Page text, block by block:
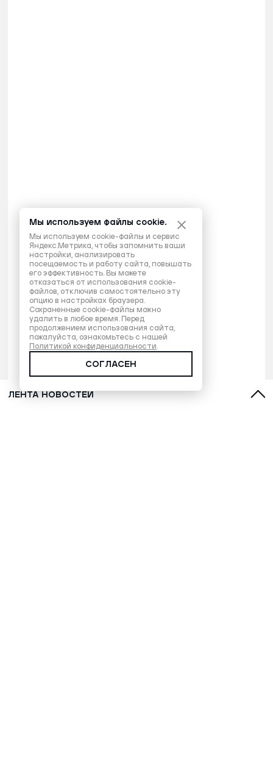
ЛЕНТА НОВОСТЕЙ
Мы используем файлы cookie.
Мы используем cookie-файлы и сервис
Яндекс.Метрика, чтобы запомнить ваши
настройки, анализировать
посещаемость и работу сайта, повышать
его эффективность. Вы можете
отказаться от использования cookie-
файлов, отключив самостоятельно эту
опцию в настройках браузера.
Сохраненные cookie-файлы можно
удалить в любое время. Перед
продолжением использования сайта,
пожалуйста, ознакомьтесь с нашей
Политикой конфиденциальности.
СОГЛАСЕН